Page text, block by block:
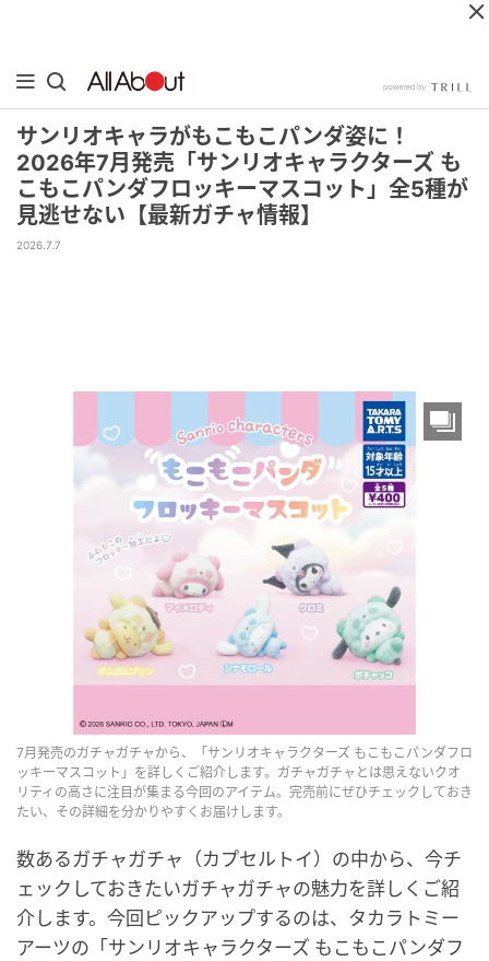
サンリオキャラがもこもこパンダ姿に！
2026年7月発売「サンリオキャラクターズ も
こもこパンダフロッキーマスコット」全5種が
見逃せない【最新ガチャ情報】
2026.7.7
7月発売のガチャガチャから、「サンリオキャラクターズ もこもこパンダフロ
ッキーマスコット」を詳しくご紹介します。ガチャガチャとは思えないクオ
リティの高さに注目が集まる今回のアイテム。完売前にぜひチェックしておき
たい、その詳細を分かりやすくお届けします。
数あるガチャガチャ（カプセルトイ）の中から、今チ
ェックしておきたいガチャガチャの魅力を詳しくご紹
介します。今回ピックアップするのは、タカラトミー
アーツの「サンリオキャラクターズ もこもこパンダフ